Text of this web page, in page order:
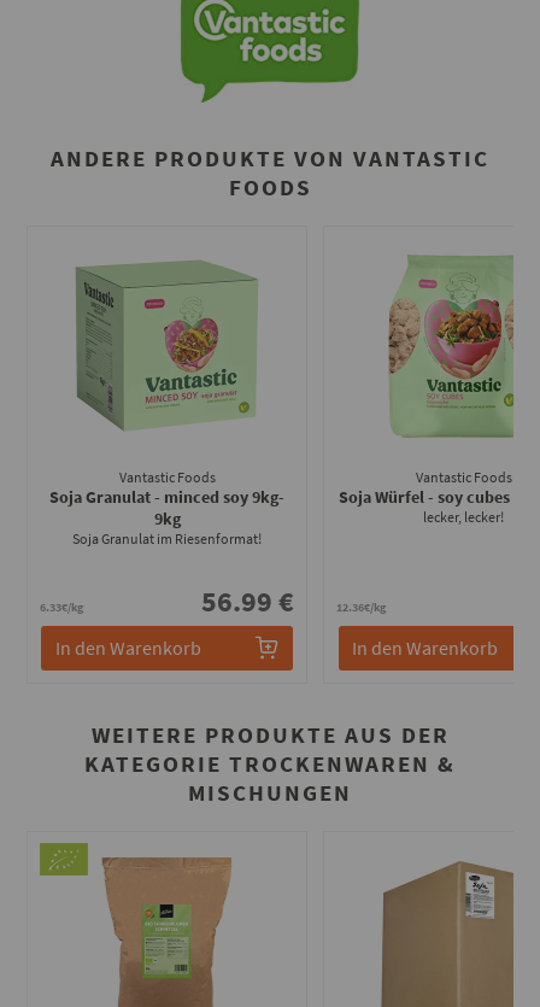
ANDERE PRODUKTE VON VANTASTIC
FOODS
Vantastic Foods
Soja Granulat - minced soy 9kg-
9kg
Soja Granulat im Riesenformat!
6.33€/kg 56.99 €
In den Warenkorb
Vantastic Foods
Soja Würfel - soy cubes
lecker, lecker!
12.36€/kg
In den Warenkorb
WEITERE PRODUKTE AUS DER
KATEGORIE TROCKENWAREN &
MISCHUNGEN